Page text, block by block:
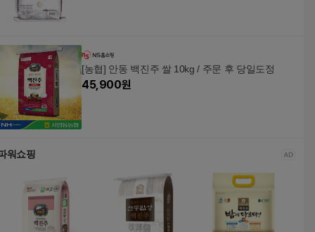
[농협] 안동 백진주 쌀 10kg / 주문 후 당일도정
45,900원
워쇼핑